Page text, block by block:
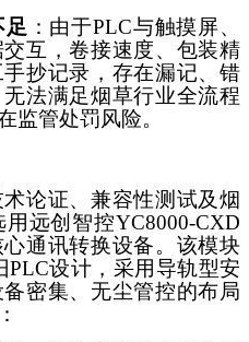
：由于PLC与触摸屏、
互，卷接速度、包装精
抄记录，存在漏记、错
法满足烟草行业全流程
监管处罚风险。
论证、兼容性测试及烟
远创智控YC8000-CXD
通讯转换设备。该模块
设计，采用导轨型安
密集、无尘管控的布局